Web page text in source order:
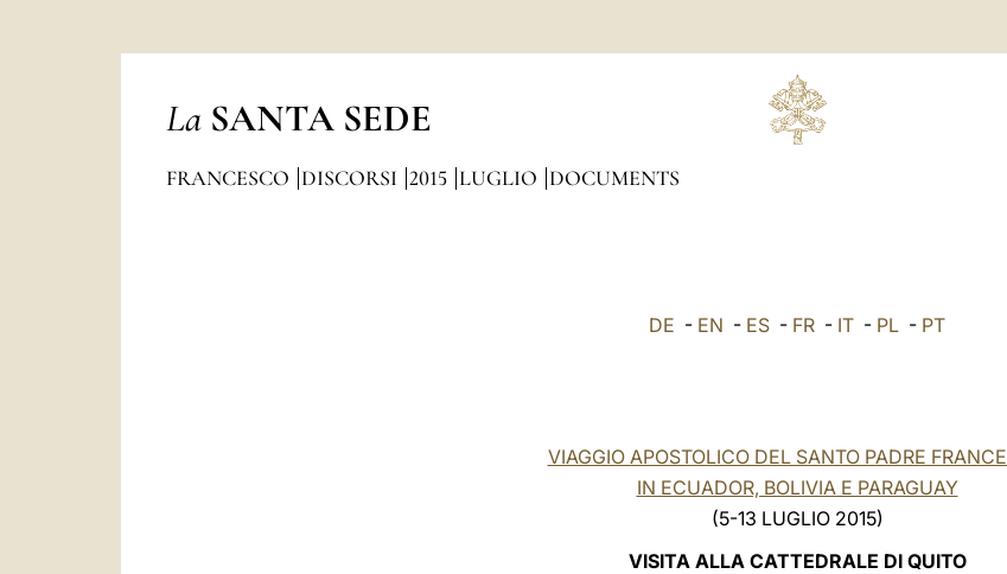
La SANTA SEDE
FRANCESCO DISCORSI 2015 LUGLIO DOCUMENTS
DE - EN - ES - FR - IT - PL - PT
VIAGGIO APOSTOLICO DEL SANTO PADRE
IN ECUADOR, BOLIVIA E PARAGUAY
(5-13 LUGLIO 2015)
VISITA ALLA CATTEDRALE DI QUITO